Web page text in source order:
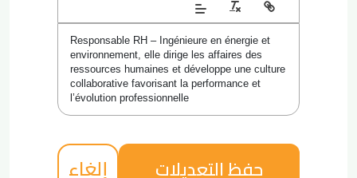
Responsable RH – Ingénieure en énergie et
environnement, elle dirige les affaires des
ressources humaines et développe une culture
collaborative favorisant la performance et
l’évolution professionnelle
حفظ التعديلات إلغاء